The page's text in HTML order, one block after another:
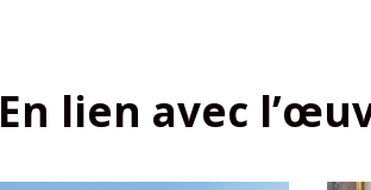
En lien avec